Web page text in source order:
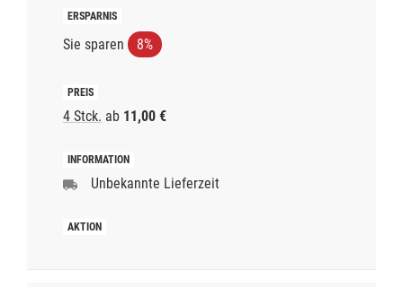
Sie sparen 8%
4 Stck. ab 11,00 €
Unbekannte Lieferzeit